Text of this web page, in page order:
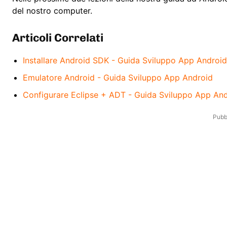
del nostro computer.
Articoli Correlati
Installare Android SDK - Guida Sviluppo App Android
Emulatore Android - Guida Sviluppo App Android
Configurare Eclipse + ADT - Guida Sviluppo App